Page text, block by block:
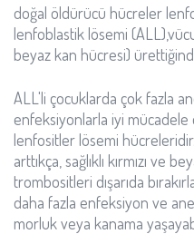
doğal öldürücü hücreler
lenfoblastik lösemi
beyaz kan hücresi)
ALL'li çocuklarda çok fazla
enfeksiyonlarla iyi
lenfositler lösemi
arttıkça, sağlıklı kırmızı ve
trombositleri dışarıda
daha fazla enfeksiyon ve
morluk veya kanama